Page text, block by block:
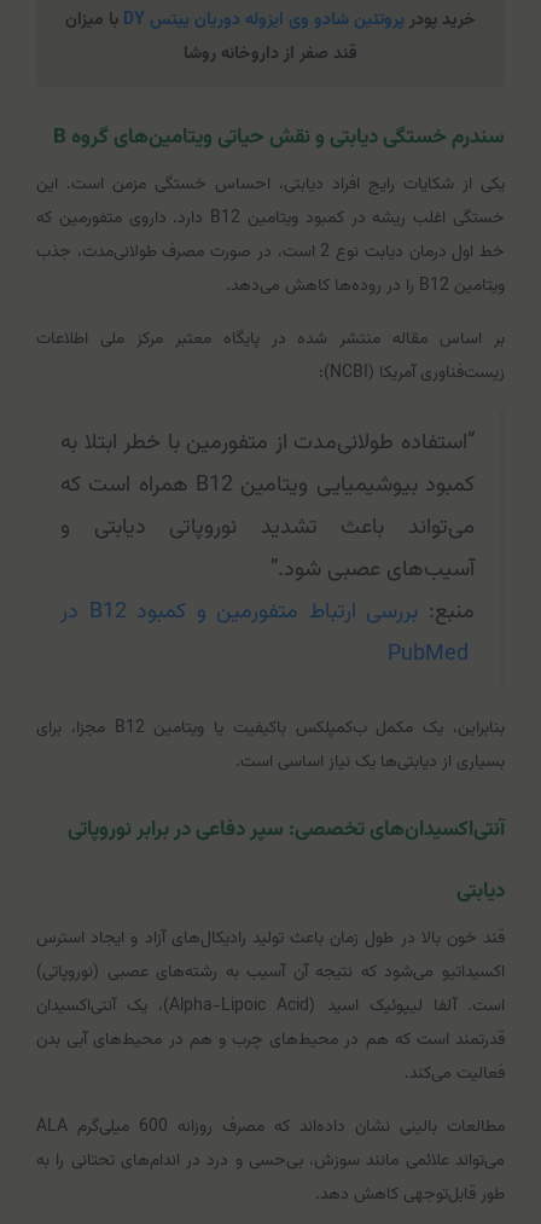
خرید پودر پروتئین شادو وی ایزوله دوریان ییتس DY
با میزان
قند صفر از داروخانه روشا
سندرم خستگی دیابتی و نقش حیاتی ویتامین‌های گروه B
یکی از شکایات رایج افراد دیابتی، احساس خستگی مزمن است. این
خستگی اغلب ریشه در کمبود ویتامین B12 دارد. داروی متفورمین که
خط اول درمان دیابت نوع 2 است، در صورت مصرف طولانی‌مدت، جذب
ویتامین B12 را در روده‌ها کاهش می‌دهد.
بر اساس مقاله منتشر شده در پایگاه معتبر مرکز ملی اطلاعات
زیست‌فناوری آمریکا (NCBI):
“استفاده طولانی‌مدت از متفورمین با خطر ابتلا به
کمبود بیوشیمیایی ویتامین B12 همراه است که
می‌تواند باعث تشدید نوروپاتی دیابتی و
آسیب‌های عصبی شود.”
منبع:
بررسی ارتباط متفورمین و کمبود B12 در
بنابراین، یک مکمل ب‌کمپلکس باکیفیت یا ویتامین B12 مجزا، برای
بسیاری از دیابتی‌ها یک نیاز اساسی است.
آنتی‌اکسیدان‌های تخصصی: سپر دفاعی در برابر نوروپاتی
دیابتی
قند خون بالا در طول زمان باعث تولید رادیکال‌های آزاد و ایجاد استرس
اکسیداتیو می‌شود که نتیجه آن آسیب به رشته‌های عصبی (نوروپاتی)
است. آلفا لیپوئیک اسید (Alpha-Lipoic Acid)، یک آنتی‌اکسیدان
قدرتمند است که هم در محیط‌های چرب و هم در محیط‌های آبی بدن
فعالیت می‌کند.
مطالعات بالینی نشان داده‌اند که مصرف روزانه 600 میلی‌گرم ALA
می‌تواند علائمی مانند سوزش، بی‌حسی و درد در اندام‌های تحتانی را به
طور قابل‌توجهی کاهش دهد.